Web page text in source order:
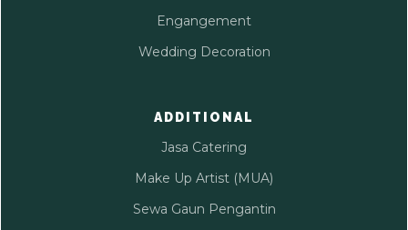
Engangement
Wedding Decoration
ADDITIONAL
Jasa Catering
Make Up Artist (MUA)
Sewa Gaun Pengantin